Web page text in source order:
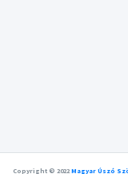
Copyright © 2022Magyar Úszó